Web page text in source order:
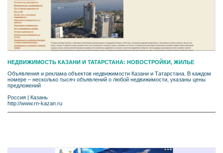
НЕДВИЖИМОСТЬ КАЗАНИ И ТАТАРСТАНА: НОВОСТРОЙКИ, ЖИЛЬЕ
Объявления и реклама объектов недвижимости Казани и Татарстана. В каждом
номере – несколько тысяч объявлений о любой недвижимости, указаны цены
предложений
Россия | Казань
http://www.rn-kazan.ru